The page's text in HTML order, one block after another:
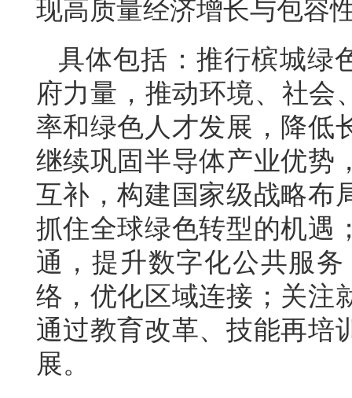
现高质量经济增长与包容
具体包括：推行槟城绿
府力量，推动环境、社会
率和绿色人才发展，降低
继续巩固半导体产业优势
互补，构建国家级战略布
抓住全球绿色转型的机遇
通，提升数字化公共服
络，优化区域连接；关注
通过教育改革、技能再培
展。